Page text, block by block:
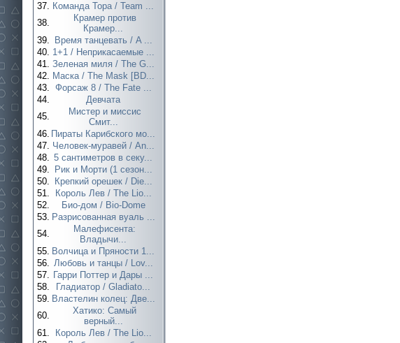
37. Команда Тора / Team ...
38.
Крамер против
Крамер...
39.
Время танцевать / A ...
40. 1+1 / Неприкасаемые ...
41. Зеленая миля / The G...
42. Маска / The Mask [BD...
43. Форсаж 8 / The Fate ...
44.
Девчата
45.
Мистер и миссис
Смит...
46. Пираты Карибского мо...
47. Человек-муравей / An...
48. 5 сантиметров в секу...
49.
Рик и Морти (1 сезон...
50.
Крепкий орешек / Die...
51.
Король Лев / The Lio...
52.
Био-дом / Bio-Dome
53. Разрисованная вуаль ...
54.
Малефисента:
Владычи...
55. Волчица и Пряности 1...
56. Любовь и танцы / Lov...
57. Гарри Поттер и Дары ...
58.
Гладиатор / Gladiato...
59. Властелин колец: Две...
60.
Хатико: Самый
верный...
61.
Король Лев / The Lio...